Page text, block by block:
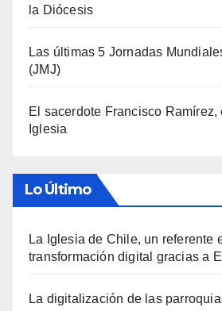
la Diócesis
Las últimas 5 Jornadas
(JMJ)
El sacerdote Francisco
Iglesia
Lo Último
La Iglesia de Chile, un referente
transformación digital gracias a
La digitalización de las